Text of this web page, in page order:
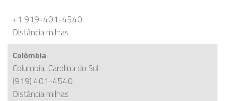
+1 919-401-4540
Distânciamilhas
Colômbia
Columbia, Carolina do Sul
(919) 401-4540
Distânciamilhas